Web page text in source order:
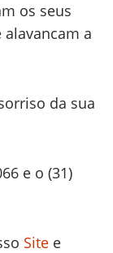
os seus
a
da sua
e o (31)
Sitee